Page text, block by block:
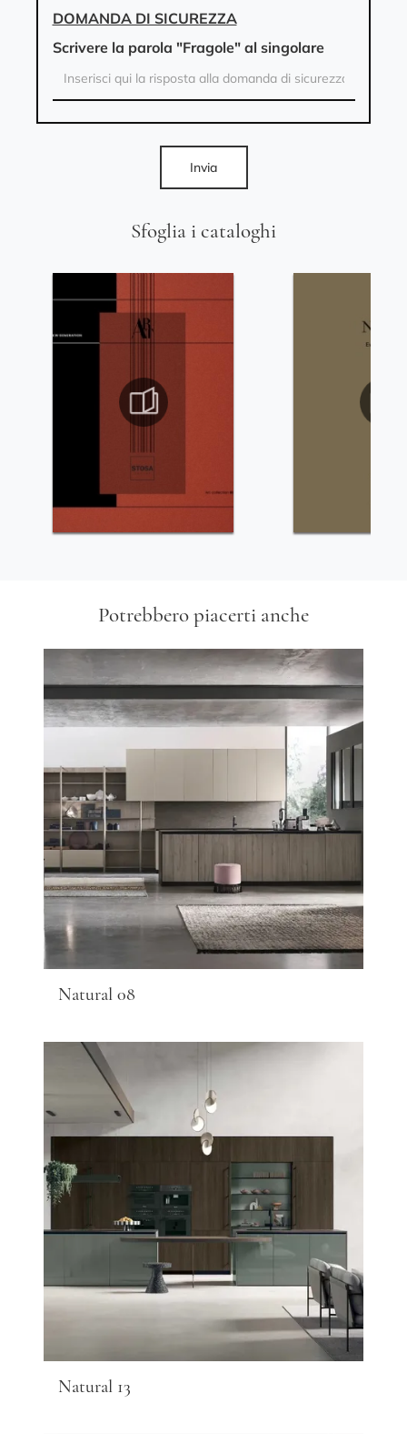
Sfoglia i cataloghi
DOMANDA DI SICUREZZA
Scrivere la parola "Fragole" al singolare
Invia
Potrebbero piacerti anche
Natural 08
Natural 13